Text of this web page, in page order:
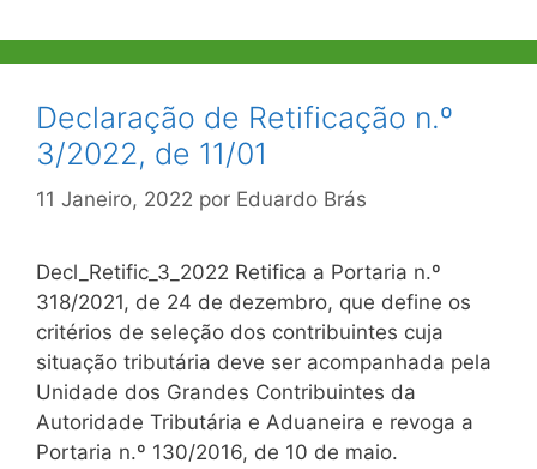
Declaração de Retificação n.º
3/2022, de 11/01
11 Janeiro, 2022 por Eduardo Brás
Decl_Retific_3_2022 Retifica a Portaria n.º
318/2021, de 24 de dezembro, que define os
critérios de seleção dos contribuintes cuja
situação tributária deve ser acompanhada pela
Unidade dos Grandes Contribuintes da
Autoridade Tributária e Aduaneira e revoga a
Portaria n.º 130/2016, de 10 de maio.